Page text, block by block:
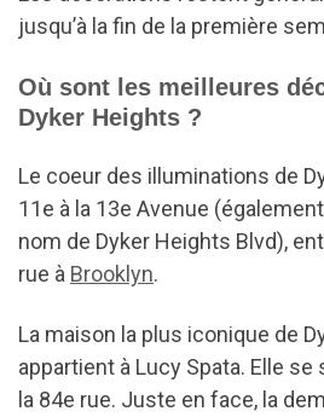
jusqu’à la fin de la première
Où sont les meilleures
Dyker Heights ?
Le coeur des illuminations de
11e à la 13e Avenue
nom de Dyker Heights Blvd),
rue à Brooklyn.
La maison la plus iconique de
appartient à Lucy Spata. Elle se
la 84e rue. Juste en face, la